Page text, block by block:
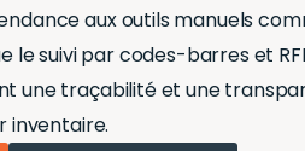
aux outils manuels
le suivi par codes-barres et
une traçabilité et une
inventaire.